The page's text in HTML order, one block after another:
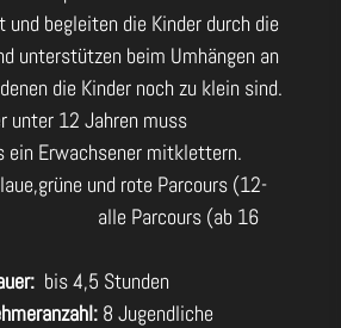
begleiten die Kinder durch die
unterstützen beim Umhängen an
die Kinder noch zu klein sind.
unter 12 Jahren muss
ein Erwachsener mitklettern.
und rote Parcours (12-
alle Parcours (ab 16
bis 4,5 Stunden
8 Jugendliche